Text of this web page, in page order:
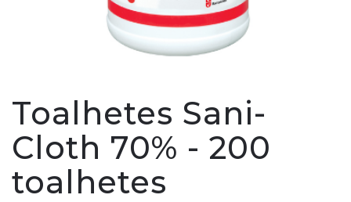
Toalhetes Sani-
Cloth 70% - 200
toalhetes